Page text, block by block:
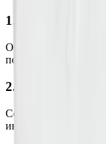
1. Натуральный
Овчина
повреждения
2.
Совместим с
инструментами